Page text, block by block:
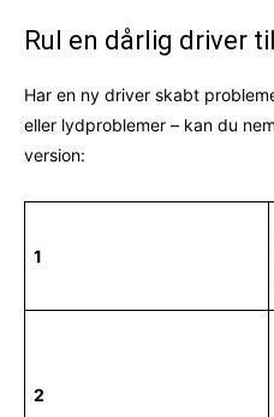
Rul en dårlig driver
Har en ny driver skabt
eller lydproblemer – kan du
version:
1
2